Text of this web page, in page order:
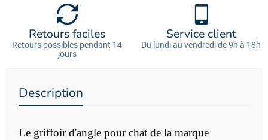
Retours faciles
Retours possibles pendant 14
jours
Service client
Du lundi au vendredi de 9h à 18h
Description
Le griffoir d'angle pour chat de la marque